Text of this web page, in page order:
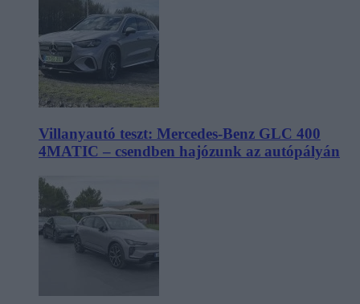
Villanyautó teszt: Mercedes-Benz GLC 400
4MATIC – csendben hajózunk az autópályán